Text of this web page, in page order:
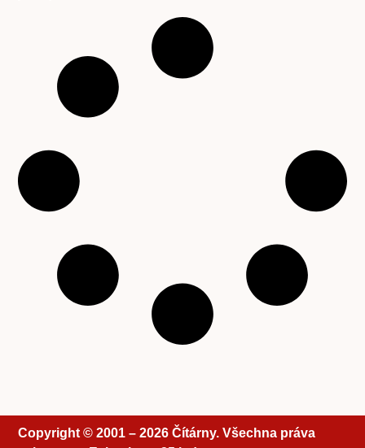
Copyright © 2001 – 2026 Čítárny. Všechna práva